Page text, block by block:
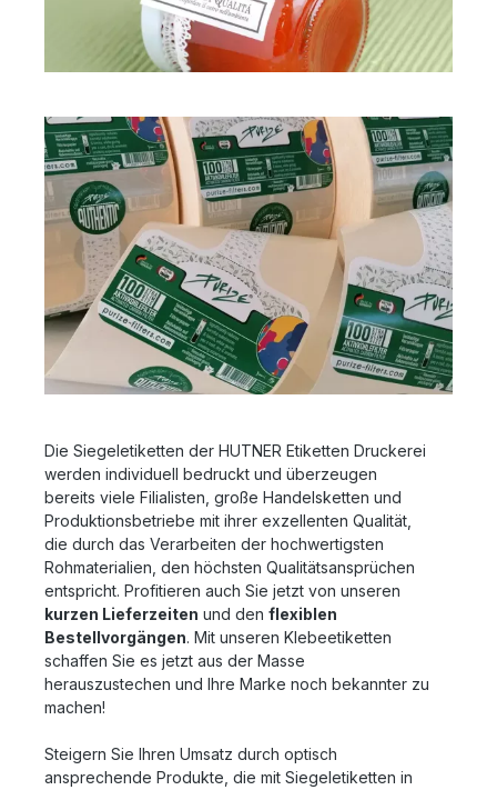
Die Siegeletiketten der HUTNER Etiketten Druckerei
werden individuell bedruckt und überzeugen
bereits viele Filialisten, große Handelsketten und
Produktionsbetriebe mit ihrer exzellenten Qualität,
die durch das Verarbeiten der hochwertigsten
Rohmaterialien, den höchsten Qualitätsansprüchen
entspricht. Profitieren auch Sie jetzt von unseren
kurzen Lieferzeiten und den flexiblen
Bestellvorgängen. Mit unseren Klebeetiketten
schaffen Sie es jetzt aus der Masse
herauszustechen und Ihre Marke noch bekannter zu
machen!
Steigern Sie Ihren Umsatz durch optisch
ansprechende Produkte, die mit Siegeletiketten in